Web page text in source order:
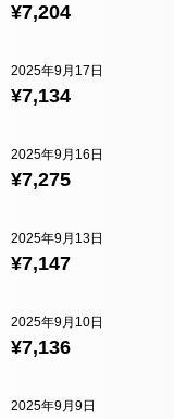
¥7,204
¥7,134
2025年9月17日
¥7,275
2025年9月16日
¥7,147
2025年9月13日
¥7,136
2025年9月10日
2025年9月9日